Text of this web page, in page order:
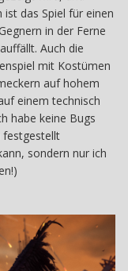
das Spiel für einen
in der Ferne
Auch die
mit Kostümen
auf hohem
einem technisch
habe keine Bugs
festgestellt
sondern nur ich